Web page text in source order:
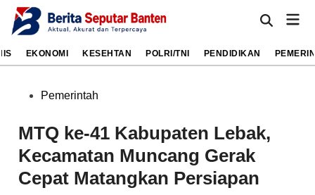
Skip
Open
EKONOMI KESEHTAN POLRI/TNI PENDIDIKAN
PostedPemerintah
MTQ ke-41 Kabupaten Lebak,
Kecamatan Muncang Gerak
Cepat Matangkan Persiapan